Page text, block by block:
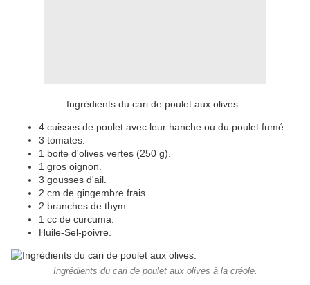
Ingrédients du cari de poulet aux olives :
4 cuisses de poulet avec leur hanche ou du poulet fumé.
3 tomates.
1 boite d'olives vertes (250 g).
1 gros oignon.
3 gousses d'ail.
2 cm de gingembre frais.
2 branches de thym.
1 cc de curcuma.
Huile-Sel-poivre.
Ingrédients du cari de poulet aux olives à la créole.